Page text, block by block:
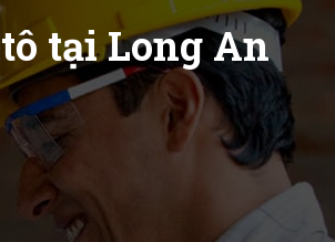
tại Long An